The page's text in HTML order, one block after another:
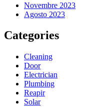
Novembre 2023
Agosto 2023
Categories
Cleaning
Door
Electrician
Plumbing
Reapir
Solar